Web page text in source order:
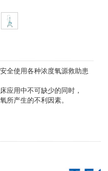
全使用各种浓度氧源救助患
应用中不可缺少的同时，
所产生的不利因素。